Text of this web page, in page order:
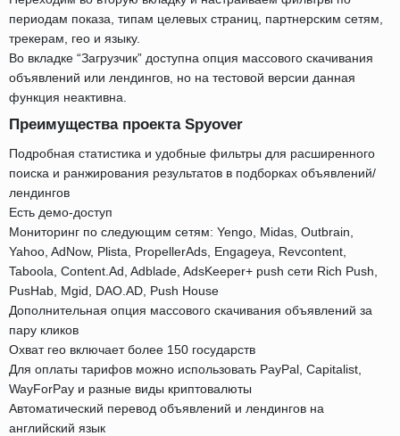
периодам показа, типам целевых страниц, партнерским сетям,
трекерам, гео и языку.
Во вкладке “Загрузчик” доступна опция массового скачивания
объявлений или лендингов, но на тестовой версии данная
функция неактивна.
Преимущества проекта Spyover
Подробная статистика и удобные фильтры для расширенного
поиска и ранжирования результатов в подборках объявлений/
лендингов
Есть демо-доступ
Мониторинг по следующим сетям: Yengo, Midas, Outbrain,
Yahoo, AdNow, Plista, PropellerAds, Engageya, Revcontent,
Taboola, Content.Ad, Adblade, AdsKeeper+ push сети Rich Push,
PusHab, Mgid, DAO.AD, Push House
Дополнительная опция массового скачивания объявлений за
пару кликов
Охват гео включает более 150 государств
Для оплаты тарифов можно использовать PayPal, Capitalist,
WayForPay и разные виды криптовалюты
Автоматический перевод объявлений и лендингов на
английский язык